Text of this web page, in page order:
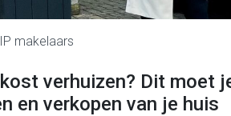
makelaars
verhuizen? Dit moet
en verkopen van je huis